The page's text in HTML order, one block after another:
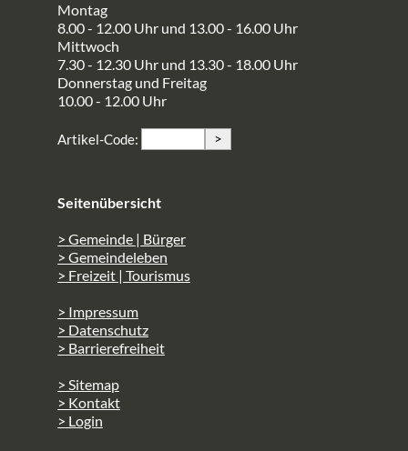
Montag
8.00 - 12.00 Uhr und 13.00 - 16.00 Uhr
Mittwoch
7.30 - 12.30 Uhr und 13.30 - 18.00 Uhr
Donnerstag und Freitag
10.00 - 12.00 Uhr
Artikel-Code: >
Seitenübersicht
> Gemeinde | Bürger
> Gemeindeleben
> Freizeit | Tourismus
> Impressum
> Datenschutz
> Barrierefreiheit
> Sitemap
> Kontakt
> Login